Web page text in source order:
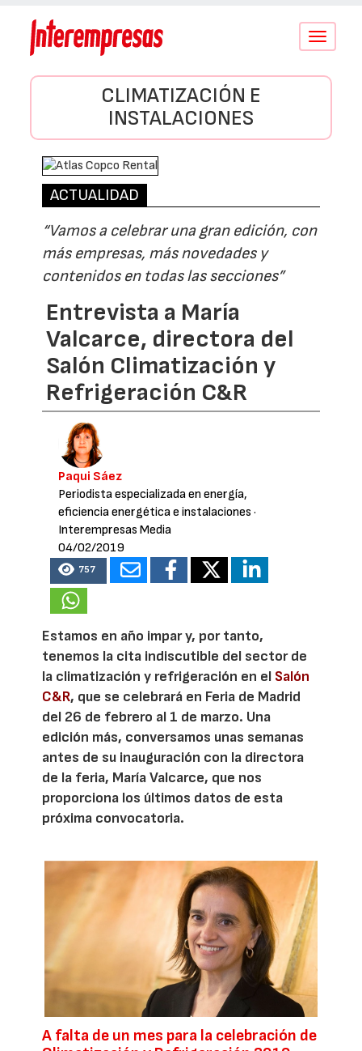
Conmutar
CLIMATIZACIÓN E
INSTALACIONES
ACTUALIDAD
“Vamos a celebrar una gran edición, con
más empresas, más novedades y
contenidos en todas las secciones”
Entrevista a María
Valcarce, directora del
Salón Climatización y
Refrigeración C&R
Paqui Sáez
Periodista especializada en energía,
eficiencia energética e instalaciones ·
Interempresas Media
04/02/2019
757
Estamos en año impar y, por tanto,
tenemos la cita indiscutible del sector de
la climatización y refrigeración en el Salón
C&R, que se celebrará en Feria de Madrid
del 26 de febrero al 1 de marzo. Una
edición más, conversamos unas semanas
antes de su inauguración con la directora
de la feria, María Valcarce, que nos
proporciona los últimos datos de esta
próxima convocatoria.
A falta de un mes para la celebración de